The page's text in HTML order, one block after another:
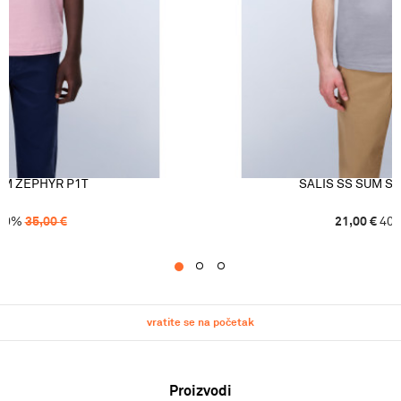
ZEPHYR P1T
% 35,00€
SALIS SS SUM
21,00 € 40
vratite se na početak
Proizvodi